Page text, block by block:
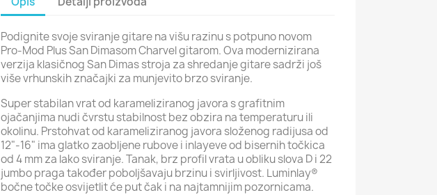
Podignite svoje sviranje gitare na višu razinu s potpuno novom
Pro-Mod Plus San Dimasom Charvel gitarom. Ova modernizirana
verzija klasičnog San Dimas stroja za shredanje gitare sadrži još
više vrhunskih značajki za munjevito brzo sviranje.
Super stabilan vrat od karameliziranog javora s grafitnim
ojačanjima nudi čvrstu stabilnost bez obzira na temperaturu ili
okolinu. Prstohvat od karameliziranog javora složenog radijusa od
12"-16" ima glatko zaobljene rubove i inlayeve od bisernih točkica
od 4 mm za lako sviranje. Tanak, brz profil vrata u obliku slova D i 22
jumbo praga također poboljšavaju brzinu i svirljivost. Luminlay®
bočne točke osvijetlit će put čak i na najtamnijim pozornicama.